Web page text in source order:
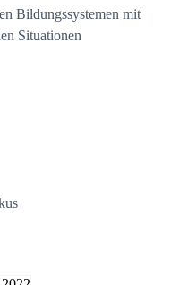
Bildungssystemen mit
Situationen